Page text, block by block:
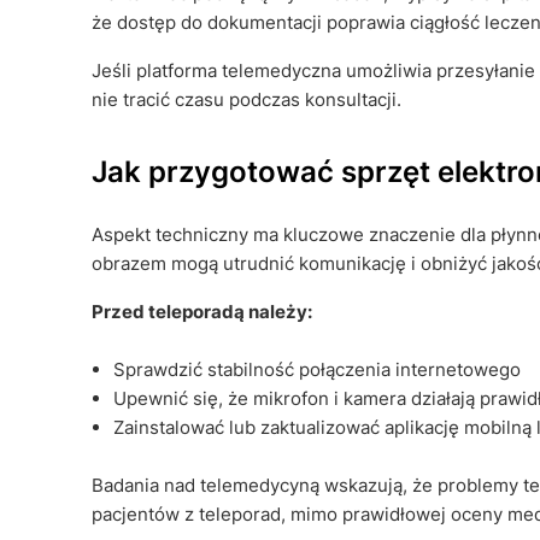
że dostęp do dokumentacji poprawia ciągłość
Jeśli platforma telemedyczna umożliwia
nie tracić czasu podczas konsultacji.
Jak przygotować sprzęt
Aspekt techniczny ma kluczowe znaczenie dla
obrazem mogą utrudnić komunikację i obniżyć
Przed teleporadą należy:
Sprawdzić stabilność połączenia internetowego
Upewnić się, że mikrofon i kamera działają
Zainstalować lub zaktualizować aplikację
Badania nad telemedycyną wskazują, że problemy
pacjentów z teleporad, mimo prawidłowej oceny